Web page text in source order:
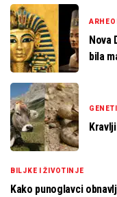
Nova
bila
BILJKE I ŽIVOTINJE
Kako punoglavci